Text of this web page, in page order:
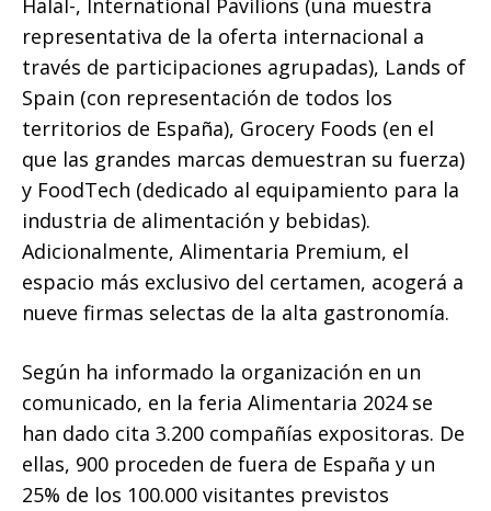
Halal-, International Pavilions (una muestra
representativa de la oferta internacional a
través de participaciones agrupadas), Lands of
Spain (con representación de todos los
territorios de España), Grocery Foods (en el
que las grandes marcas demuestran su fuerza)
y FoodTech (dedicado al equipamiento para la
industria de alimentación y bebidas).
Adicionalmente, Alimentaria Premium, el
espacio más exclusivo del certamen, acogerá a
nueve firmas selectas de la alta gastronomía.
Según ha informado la organización en un
comunicado, en la feria Alimentaria 2024 se
han dado cita 3.200 compañías expositoras. De
ellas, 900 proceden de fuera de España y un
25% de los 100.000 visitantes previstos